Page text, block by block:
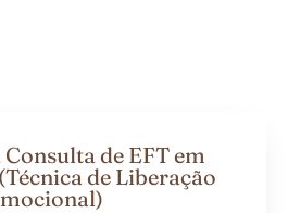
Consulta de EFT em
de Liberação